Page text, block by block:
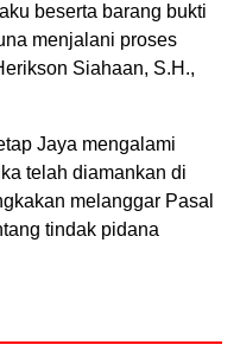
beserta barang bukti
menjalani proses
Siahaan, S.H.,
Jaya mengalami
telah diamankan di
melanggar Pasal
tindak pidana